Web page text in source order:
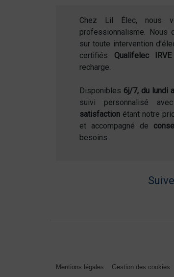
Chez Lil Élec, nous
professionnalisme. Nous
sur toute intervention
certifiés Qualifelec IRVE
recharge.
Disponibles 6j/7, du lundi
suivi personnalisé
satisfaction étant notre
et accompagné de
besoins.
Mentions légales Gestion des cookies